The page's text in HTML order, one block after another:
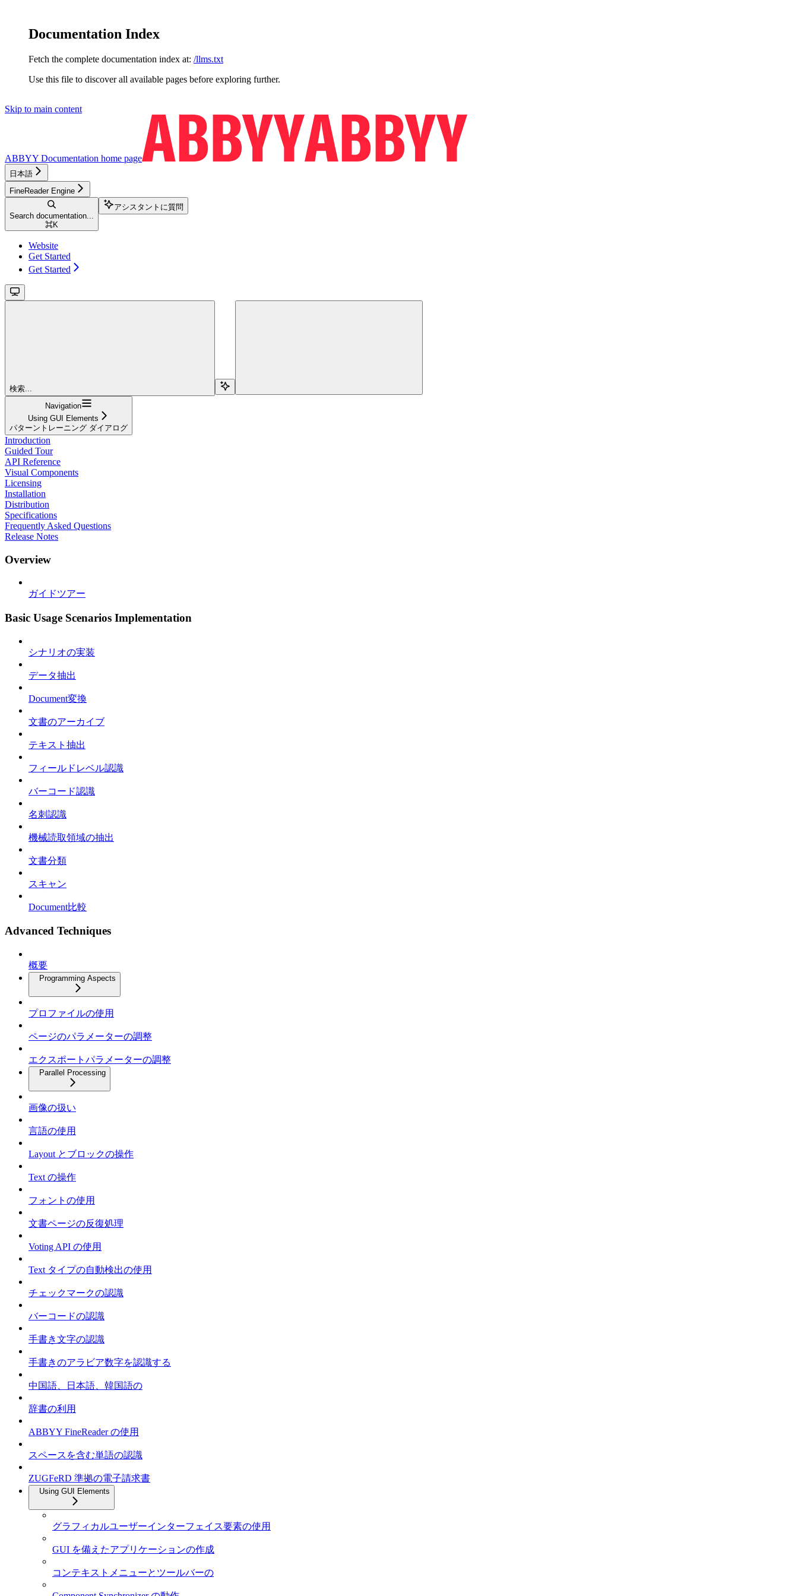
Documentation Index
Fetch the complete documentation index at: /llms.txt
Use this file to discover all available pages before exploring further.
Skip to main content
ABBYY Documentation home page
日本語
FineReader Engine
Search documentation...
⌘K
アシスタントに質問
Website
Get Started
Get Started
検索...
Navigation
Using GUI Elements
パターントレーニング ダイアログ
Introduction
Guided Tour
API Reference
Visual Components
Licensing
Installation
Distribution
Specifications
Frequently Asked Questions
Release Notes
Overview
ガイドツアー
Basic Usage Scenarios Implementation
シナリオの実装
データ抽出
Document変換
文書のアーカイブ
テキスト抽出
フィールドレベル認識
バーコード認識
名刺認識
機械読取領域の抽出
文書分類
スキャン
Document比較
Advanced Techniques
概要
Programming Aspects
プロファイルの使用
ページのパラメーターの調整
エクスポートパラメーターの調整
Parallel Processing
画像の扱い
言語の使用
Layout とブロックの操作
Text の操作
フォントの使用
文書ページの反復処理
Voting API の使用
Text タイプの自動検出の使用
チェックマークの認識
バーコードの認識
手書き文字の認識
手書きのアラビア数字を認識する
中国語、日本語、韓国語の
辞書の利用
ABBYY FineReader の使用
スペースを含む単語の認識
ZUGFeRD 準拠の電子請求書
Using GUI Elements
グラフィカルユーザーインターフェイス要素の使用
GUI を備えたアプリケーションの作成
コンテキストメニューとツールバーの